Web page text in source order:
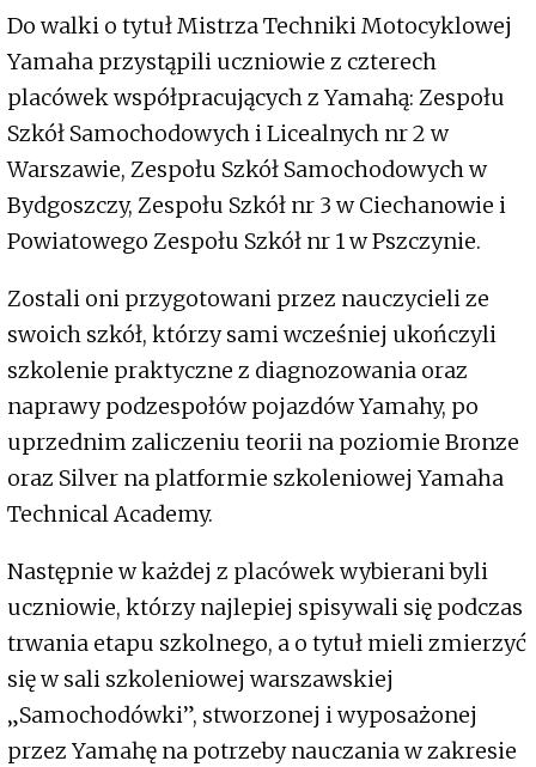
Do walki o tytuł Mistrza Techniki Motocyklowej
Yamaha przystąpili uczniowie z czterech
placówek współpracujących z Yamahą: Zespołu
Szkół Samochodowych i Licealnych nr 2 w
Warszawie, Zespołu Szkół Samochodowych w
Bydgoszczy, Zespołu Szkół nr 3 w Ciechanowie i
Powiatowego Zespołu Szkół nr 1 w Pszczynie.
Zostali oni przygotowani przez nauczycieli ze
swoich szkół, którzy sami wcześniej ukończyli
szkolenie praktyczne z diagnozowania oraz
naprawy podzespołów pojazdów Yamahy, po
uprzednim zaliczeniu teorii na poziomie Bronze
oraz Silver na platformie szkoleniowej Yamaha
Technical Academy.
Następnie w każdej z placówek wybierani byli
uczniowie, którzy najlepiej spisywali się podczas
trwania etapu szkolnego, a o tytuł mieli zmierzyć
się w sali szkoleniowej warszawskiej
„Samochodówki”, stworzonej i wyposażonej
przez Yamahę na potrzeby nauczania w zakresie